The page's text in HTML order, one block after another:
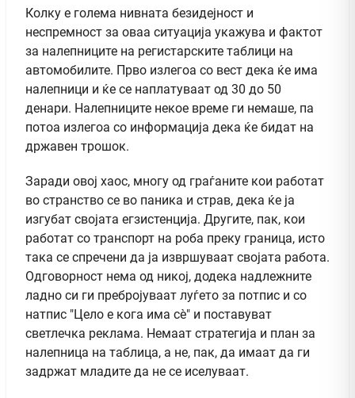
Колку е голема нивната безидејност и
неспремност за оваа ситуација укажува и фактот
за налепниците на регистарските таблици на
автомобилите. Прво излегоа со вест дека ќе има
налепници и ќе се наплатуваат од 30 до 50
денари. Налепниците некое време ги немаше, па
потоа излегоа со информација дека ќе бидат на
државен трошок.
Заради овој хаос, многу од граѓаните кои работат
во странство се во паника и страв, дека ќе ја
изгубат својата егзистенција. Другите, пак, кои
работат со транспорт на роба преку граница, исто
така се спречени да ја извршуваат својата работа.
Одговорност нема од никој, додека надлежните
ладно си ги пребројуваат луѓето за потпис и со
натпис "Цело е кога има сѐ" и поставуват
светлечка реклама. Немаат стратегија и план за
налепница на таблица, а не, пак, да имаат да ги
задржат младите да не се иселуваат.